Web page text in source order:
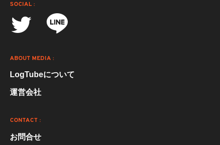
SOCIAL :
ABOUT MEDIA :
LogTubeについて
運営会社
CONTACT :
お問合せ